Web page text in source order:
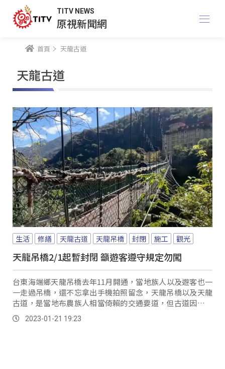
TITV NEWS
原視新聞網
首頁 天龍古道
天龍古道
生活 修繕 天龍古道 天龍吊橋 封閉 施工 觀光
天龍吊橋2/1起暫封閉 籲遊客遵守規定勿闖
台東海端鄉天龍吊橋去年11月開通，當地族人以及遊客也一
一走過吊橋，還不忘拿出手機拍照留念，天龍吊橋以及天龍
古道，是當地布農族人相當倚賴的交通要道，但古道因長年
受到風雨侵蝕及地震影響，道路嚴重損壞，為了...。
2023-01-21 19:23